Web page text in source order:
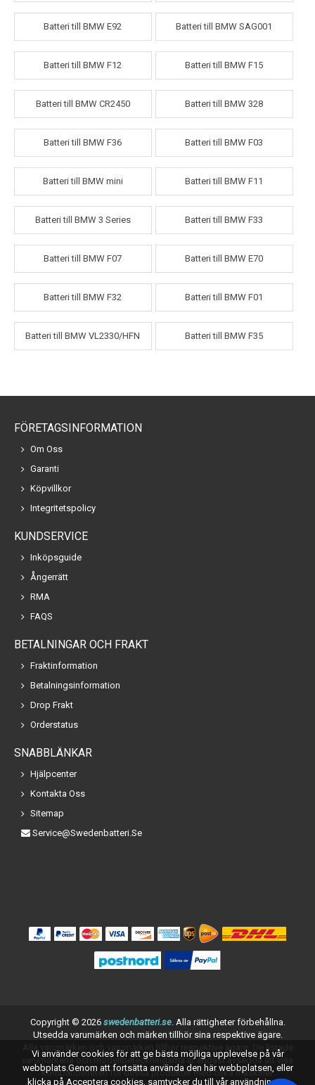
Batteri till BMW E92 Batteri till BMW SAG001
Batteri till BMW F12 Batteri till BMW F15
Batteri till BMW CR2450 Batteri till BMW 328
Batteri till BMW F36 Batteri till BMW F03
Batteri till BMW mini Batteri till BMW F11
Batteri till BMW 3 Series Batteri till BMW F33
Batteri till BMW F07 Batteri till BMW E70
Batteri till BMW F32 Batteri till BMW F01
Batteri till BMW VL2330/HFN Batteri till BMW F35
FÖRETAGSINFORMATION
Om Oss
Garanti
Köpvillkor
Integritetspolicy
KUNDSERVICE
Inköpsguide
Ångerrätt
RMA
FAQS
BETALNINGAR OCH FRAKT
Fraktinformation
Betalningsinformation
Drop Frakt
Orderstatus
SNABBLÄNKAR
Hjälpcenter
Kontakta Oss
Sitemap
Service@swedenbatteri.se
Copyright © 2026 swedenbatteri.se. Alla rättigheter förbehållna.
Utsedda varumärken och märken tillhör sina respektive ägare.
Alla varumärken och varumärken tillhör respektive ägare. De listade
varumärkena och modellbeteckningarna är endast avsedda att visa
kompatibiliteten för dessa produkter med olika maskiner.
Vi använder cookies för att ge bästa möjliga upplevelse på vår
webbplats.Genom att fortsätta använda den här webbplatsen, eller
klicka på Acceptera cookies, samtycker du till vår användning av